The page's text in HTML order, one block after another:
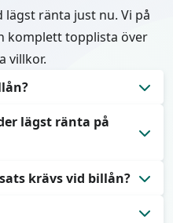
ränta just nu. Vi på
komplett topplista över
villkor.
4,50 - 9,40 %.
lägst ränta på
för billån med start
krävs vid billån?
krävs minst 20 %